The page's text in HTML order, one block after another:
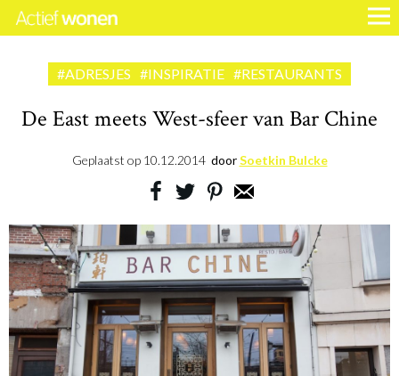
#ADRESJES #INSPIRATIE #RESTAURANTS
De East meets West-sfeer van Bar Chine
Geplaatst op 10.12.2014 doorSoetkin Bulcke